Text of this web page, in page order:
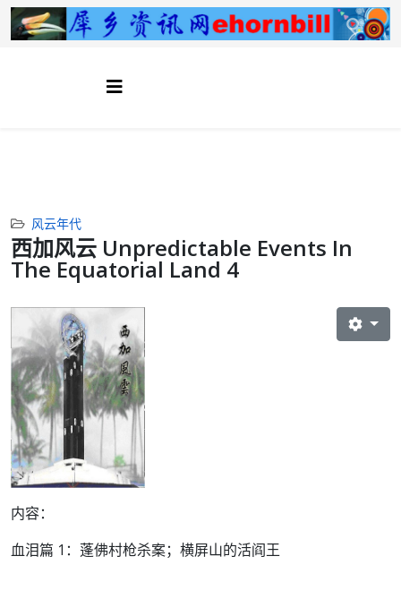
风云年代
西加风云 Unpredictable Events In
The Equatorial Land 4
内容：
血泪篇 1： 蓬佛村枪杀案；横屏山的活阎王